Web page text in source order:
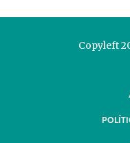
Copyleft